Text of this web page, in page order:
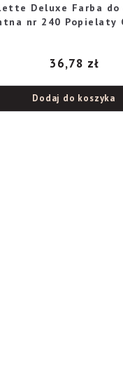
Deluxe Farba do
nr 240 Popielaty
36,78 zł
Dodaj do koszyka